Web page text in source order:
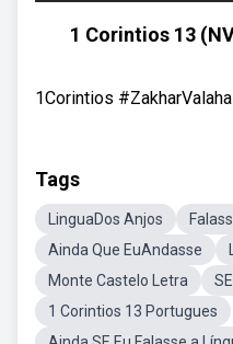
1 Corintios 13
1Corintios
Tags
LinguaDos Anjos
Ainda Que EuAndasse
Monte Castelo Letra
1 Corintios 13 Portugues